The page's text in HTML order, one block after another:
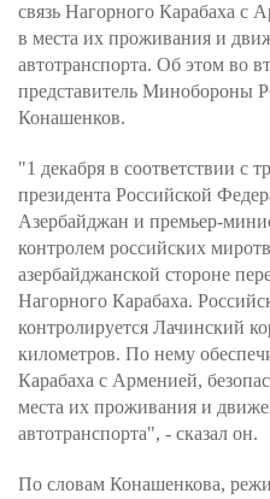
связь Нагорного Карабаха с
в места их проживания и
автотранспорта. Об этом во
представитель Минобороны
Конашенков.
"1 декабря в соответствии с
президента Российской
Азербайджан и премьер-
контролем российских
азербайджанской стороне
Нагорного Карабаха.
контролируется Лачинский
километров. По нему
Карабаха с Арменией,
места их проживания и
автотранспорта", - сказал он.
По словам Конашенкова,